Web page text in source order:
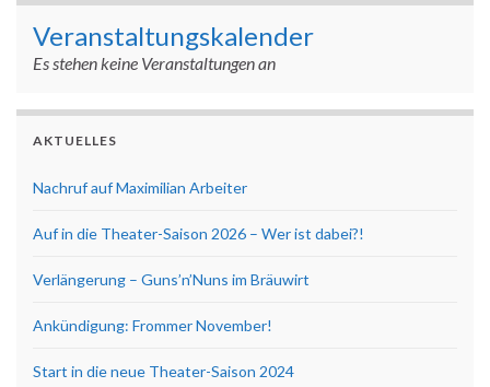
Veranstaltungskalender
Es stehen keine Veranstaltungen an
AKTUELLES
Nachruf auf Maximilian Arbeiter
Auf in die Theater-Saison 2026 – Wer ist dabei?!
Verlängerung – Guns’n’Nuns im Bräuwirt
Ankündigung: Frommer November!
Start in die neue Theater-Saison 2024